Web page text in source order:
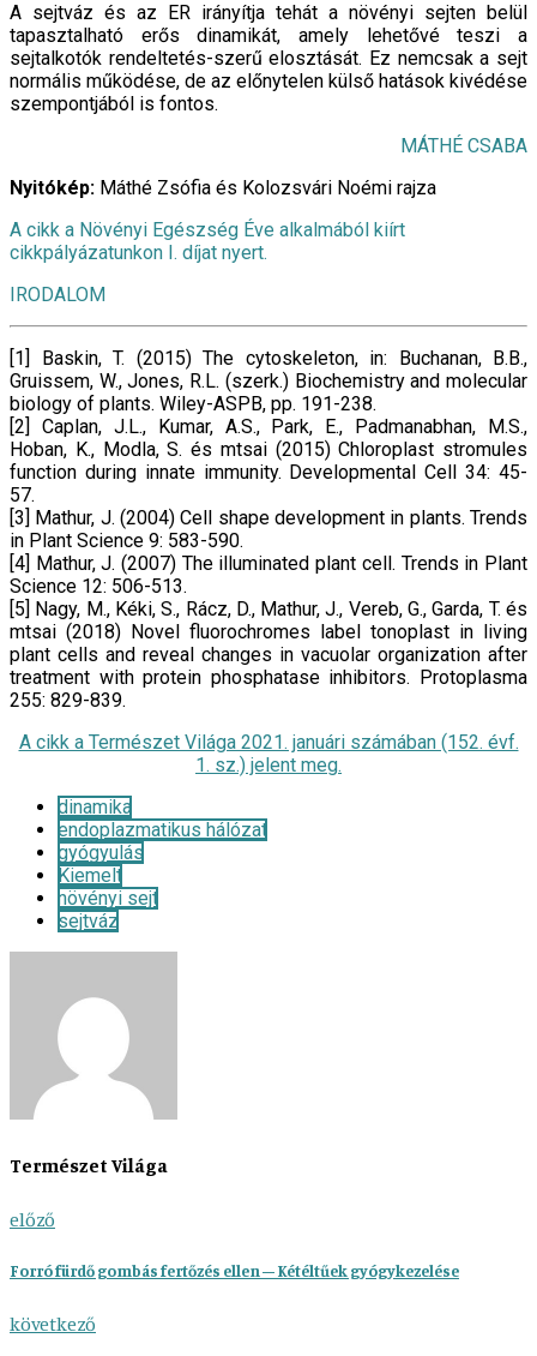
A sejtváz és az ER irányítja tehát a növényi sejten belül
tapasztalható erős dinamikát, amely lehetővé teszi a
sejtalkotók rendeltetés-szerű elosztását. Ez nemcsak a sejt
normális működése, de az előnytelen külső hatások kivédése
szempontjából is fontos.
MÁTHÉ CSABA
Nyitókép: Máthé Zsófia és Kolozsvári Noémi rajza
A cikk a Növényi Egészség Éve alkalmából kiírt
cikkpályázatunkon I. díjat nyert.
IRODALOM
[1] Baskin, T. (2015) The cytoskeleton, in: Buchanan, B.B.,
Gruissem, W., Jones, R.L. (szerk.) Biochemistry and molecular
biology of plants. Wiley-ASPB, pp. 191-238.
[2] Caplan, J.L., Kumar, A.S., Park, E., Padmanabhan, M.S.,
Hoban, K., Modla, S. és mtsai (2015) Chloroplast stromules
function during innate immunity. Developmental Cell 34: 45-
57.
[3] Mathur, J. (2004) Cell shape development in plants. Trends
in Plant Science 9: 583-590.
[4] Mathur, J. (2007) The illuminated plant cell. Trends in Plant
Science 12: 506-513.
[5] Nagy, M., Kéki, S., Rácz, D., Mathur, J., Vereb, G., Garda, T. és
mtsai (2018) Novel fluorochromes label tonoplast in living
plant cells and reveal changes in vacuolar organization after
treatment with protein phosphatase inhibitors. Protoplasma
255: 829-839.
A cikk a Természet Világa 2021. januári számában (152. évf.
1. sz.) jelent meg.
dinamika
endoplazmatikus hálózat
gyógyulás
Kiemelt
növényi sejt
sejtváz
Természet Világa
előző
Forró fürdő gombás fertőzés ellen – Kétéltűek gyógykezelése
következő